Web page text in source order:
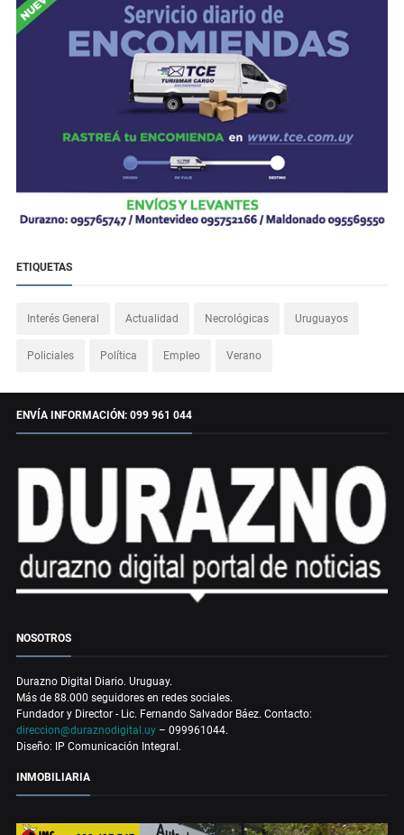
ETIQUETAS
Interés General Actualidad Necrológicas Uruguayos
Policiales Política Empleo Verano
ENVÍA INFORMACIÓN: 099 961 044
NOSOTROS
Durazno Digital Diario. Uruguay.
Más de 88.000 seguidores en redes sociales.
Fundador y Director - Lic. Fernando Salvador Báez. Contacto:
direccion@duraznodigital.uy – 099961044.
Diseño: IP Comunicación Integral.
INMOBILIARIA